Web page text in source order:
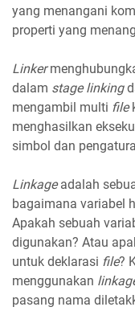
yang menangani
properti yang
Linker
dalam stage linking
mengambil multi file
menghasilkan
simbol dan
Linkageadalah
bagaimana variabel
Apakah sebuah
digunakan? Atau
untuk deklarasi file?
menggunakan
pasang nama